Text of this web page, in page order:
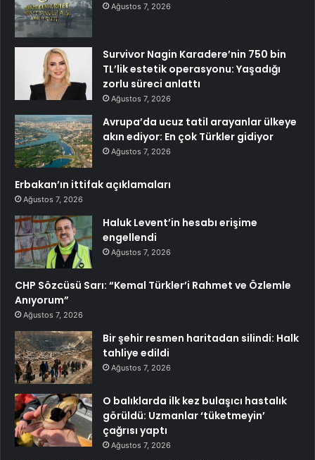
Ağustos 7, 2026
Survivor Nagin Karadere’nin 750 bin
TL’lik estetik operasyonu: Yaşadığı
zorlu süreci anlattı
Ağustos 7, 2026
Avrupa’da ucuz tatil arayanlar ülkeye
akın ediyor: En çok Türkler gidiyor
Ağustos 7, 2026
Erbakan’ın ittifak açıklamaları
Ağustos 7, 2026
Haluk Levent’in hesabı erişime
engellendi
Ağustos 7, 2026
CHP Sözcüsü Sarı: “Kemal Türkler’i Rahmet ve Özlemle
Anıyorum”
Ağustos 7, 2026
Bir şehir resmen haritadan silindi: Halk
tahliye edildi
Ağustos 7, 2026
O balıklarda ilk kez bulaşıcı hastalık
görüldü: Uzmanlar ‘tüketmeyin’
çağrısı yaptı
Ağustos 7, 2026